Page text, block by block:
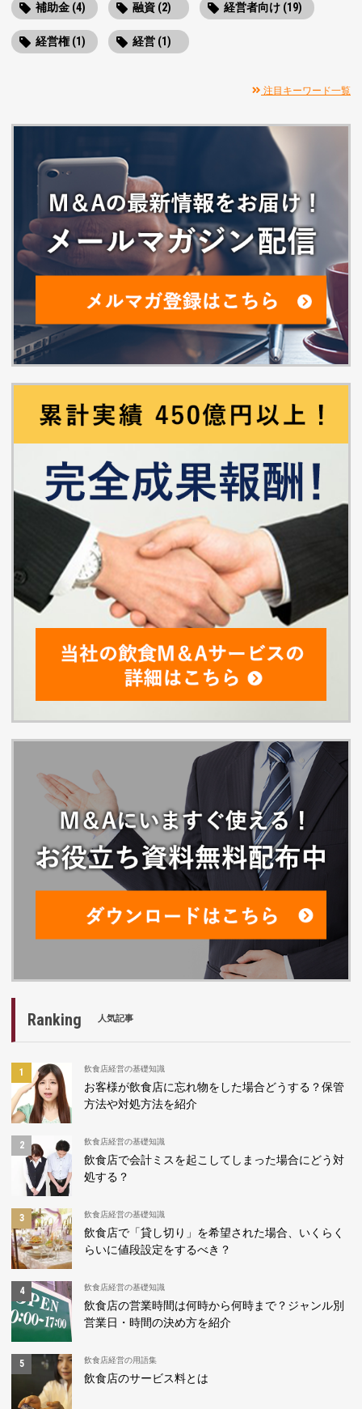
補助金 (4) 融資 (2) 経営者向け (19)
経営権 (1) 経営 (1)
注目キーワード一覧
Ranking 人気記事
飲食店経営の基礎知識
お客様が飲食店に忘れ物をした場合どうする？保管
方法や対処方法を紹介
飲食店経営の基礎知識
飲食店で会計ミスを起こしてしまった場合にどう対
処する？
飲食店経営の基礎知識
飲食店で「貸し切り」を希望された場合、いくらく
らいに値段設定をするべき？
飲食店経営の基礎知識
飲食店の営業時間は何時から何時まで？ジャンル別
営業日・時間の決め方を紹介
飲食店経営の用語集
飲食店のサービス料とは